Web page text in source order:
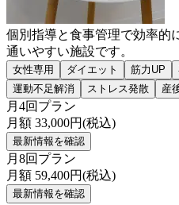
個別指導と食事管理で効率的
通いやすい施設です。
女性専用 ダイエット 筋力UP
運動不足解消
ストレス発散 産
月4回プラン
月額 33,000円(税込)
最新情報を確認
月8回プラン
月額 59,400円(税込)
最新情報を確認